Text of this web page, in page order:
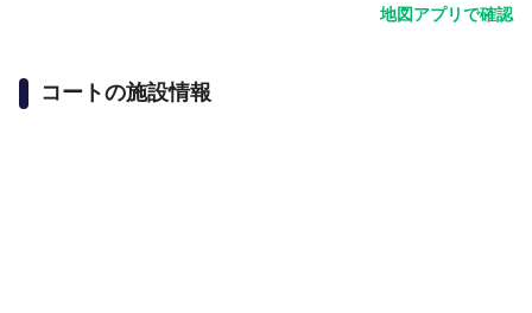
地図アプリで確認
コートの施設情報